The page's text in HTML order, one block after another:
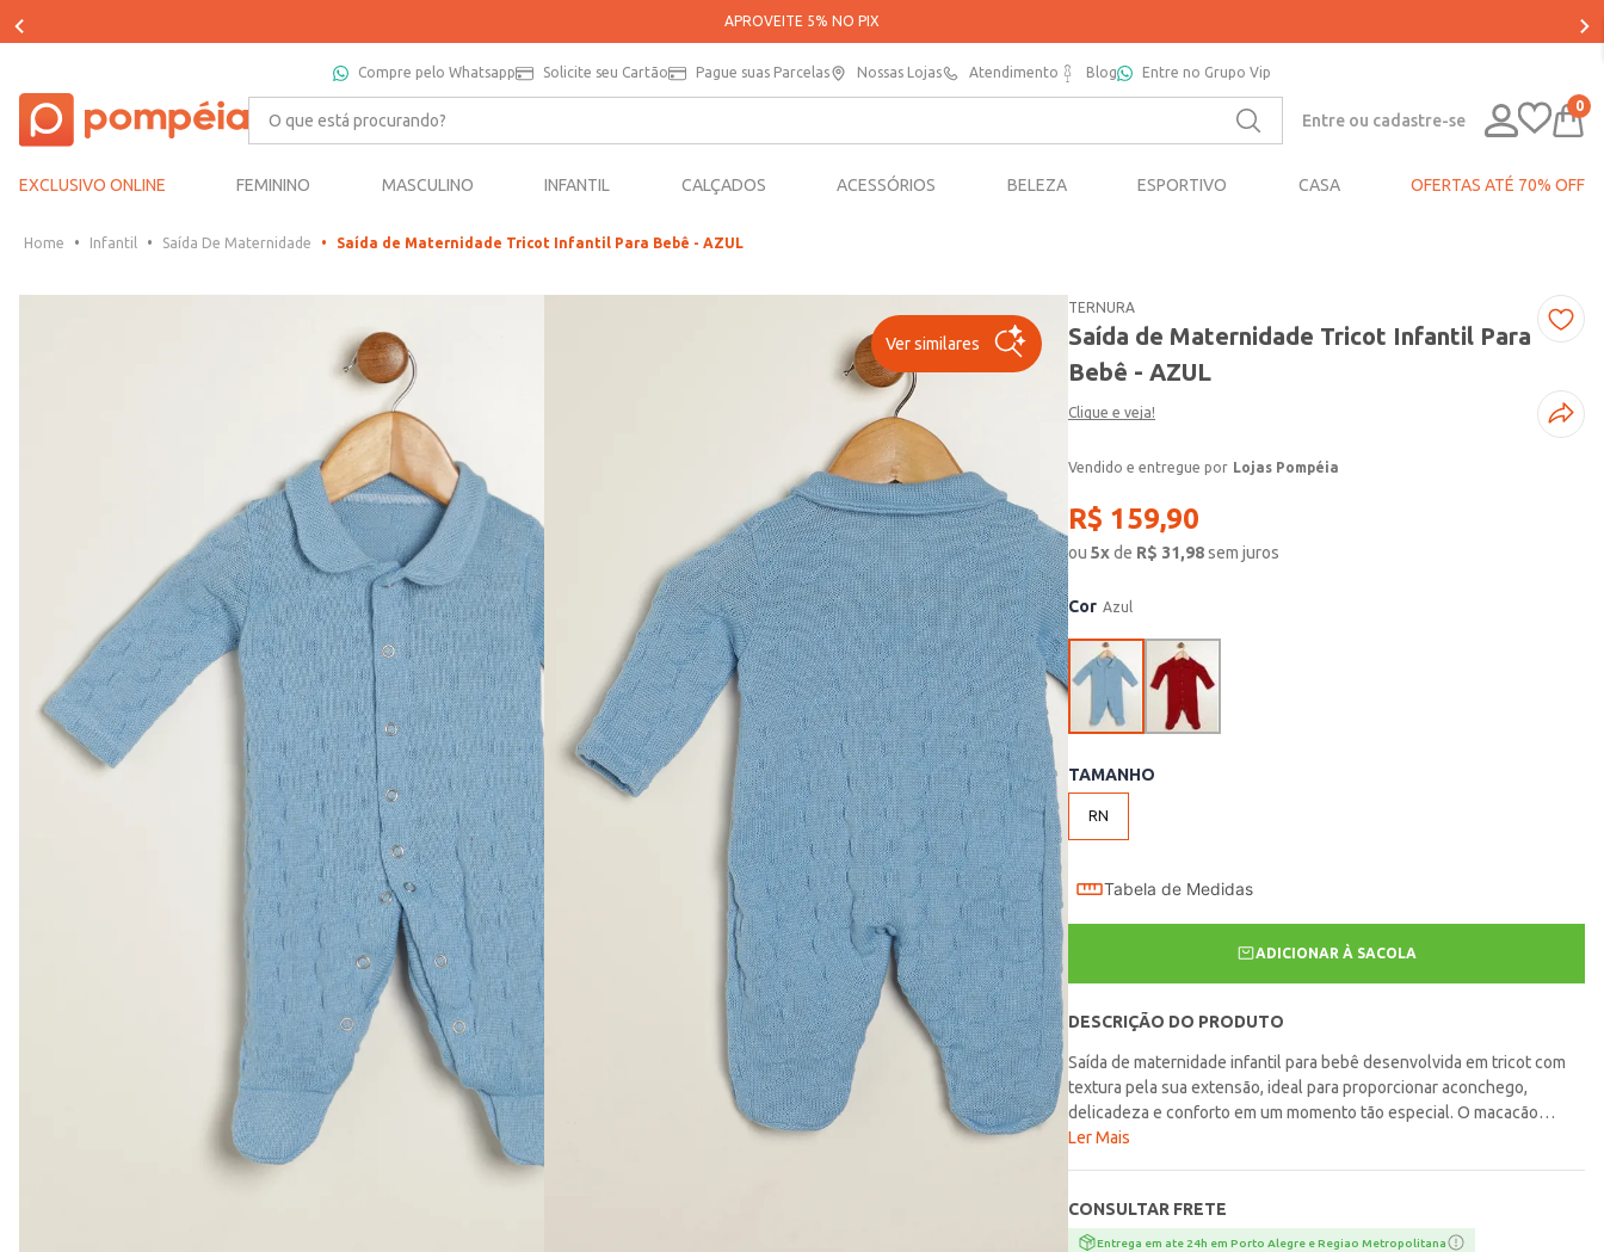
APROVEITE 5% NO PIX
Compre pelo Whatsapp Solicite seu Cartão Pague suas Parcelas Nossas Lojas Atendimento Blog Entre no Grupo Vip
O que está procurando?
Entre ou cadastre-se
0
EXCLUSIVO ONLINE FEMININO MASCULINO INFANTIL CALÇADOS ACESSÓRIOS BELEZA ESPORTIVO CASA OFERTAS ATÉ 70% OFF
Infantil Saída De Maternidade Saída de Maternidade Tricot Infantil Para Bebê - AZUL
Ver similares
TERNURA
Saída de Maternidade Tricot Infantil Para
Bebê - AZUL
Clique e veja!
Lojas Pompéia
R$ 159,90
ou5xde R$ 31,98sem juros
Cor Azul
TAMANHO
RN
Tabela de Medidas
ADICIONAR À SACOLA
DESCRIÇÃO DO PRODUTO
Saída de maternidade infantil para bebê desenvolvida em tricot com
textura pela sua extensão, ideal para proporcionar aconchego,
delicadeza e conforto em um momento tão especial. O macacão
possui gola arredondada, mangas longas, fechamento frontal por
Acompanha manta em tricot texturizado no tamanho 72 cm x 72 cm,
perfeita para complementar a composição com suavidade e charme na
Ler Mais
CONSULTAR FRETE
Entrega em ate 24h em Porto Alegre e Regiao Metropolitana